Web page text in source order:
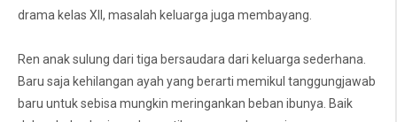
drama kelas XII, masalah keluarga juga membayang.
Ren anak sulung dari tiga bersaudara dari keluarga sederhana.
Baru saja kehilangan ayah yang berarti memikul tanggungjawab
baru untuk sebisa mungkin meringankan beban ibunya. Baik